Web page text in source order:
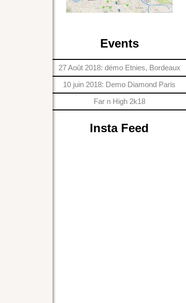
Events
27 Août 2018: démo Etnies, Bordeaux
10 juin 2018: Demo Diamond Paris
Far n High 2k18
Insta Feed